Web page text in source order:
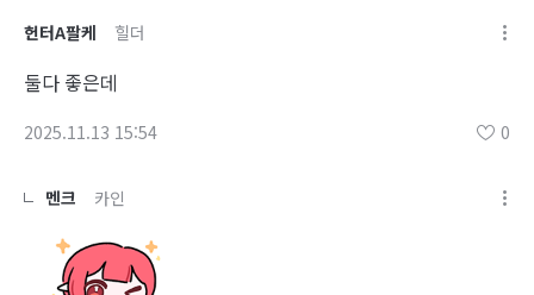
헌터A팔케 힐더
둘다 좋은데
2025.11.13 15:54 0
멘크 카인